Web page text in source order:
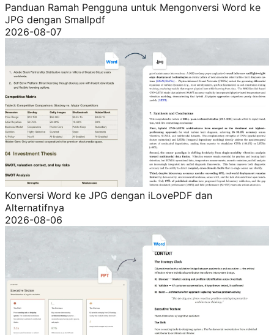
Panduan Ramah Pengguna untuk Mengonversi Word ke
JPG dengan Smallpdf
2026-08-07
Konversi Word ke JPG dengan iLovePDF dan
Alternatifnya
2026-08-06